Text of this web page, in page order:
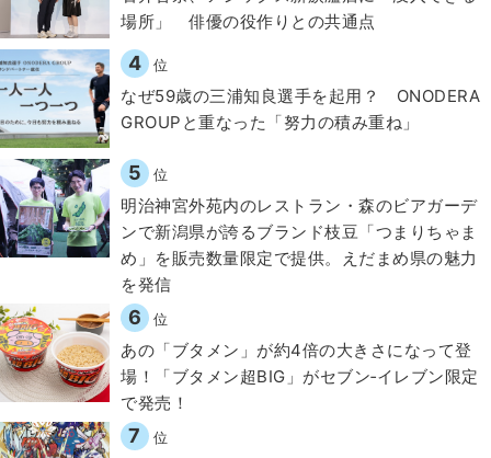
場所」 俳優の役作りとの共通点
4 位
なぜ59歳の三浦知良選手を起用？ ONODERA
GROUPと重なった「努力の積み重ね」
5 位
明治神宮外苑内のレストラン・森のビアガーデ
ンで新潟県が誇るブランド枝豆「つまりちゃま
め」を販売数量限定で提供。えだまめ県の魅力
を発信
6 位
あの「ブタメン」が約4倍の大きさになって登
場！「ブタメン超BIG」がセブン‐イレブン限定
で発売！
7 位